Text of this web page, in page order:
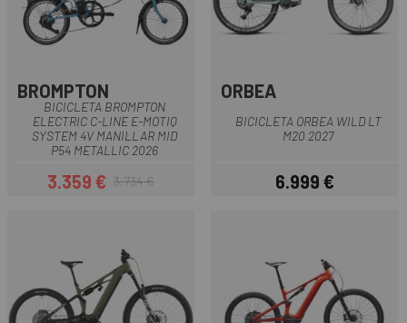
BROMPTON
BICICLETA BROMPTON
ELECTRIC C-LINE E-MOTIQ
SYSTEM 4V MANILLAR MID
P54 METALLIC 2026
Precio
3.359 €Precio regular
3.734 €
ORBEA
BICICLETA ORBEA WILD LT
M20 2027
Precio
6.999 €